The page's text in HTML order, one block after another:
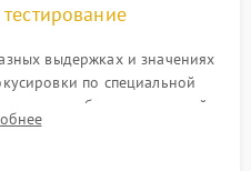
выдержках и значениях
по специальной
памяти, работы встроенной
кнопок управления.